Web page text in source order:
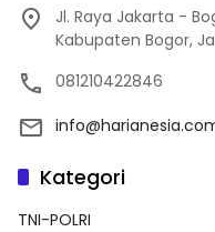
Jl. Raya Jakarta -
Kabupaten Bogor,
081210422846
Kategori
TNI-POLRI